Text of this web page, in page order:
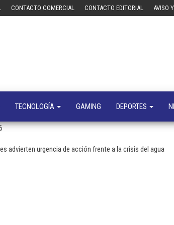
CONTACTO COMERCIAL CONTACTO EDITORIAL AVISO
TECNOLOGÍA GAMING DEPORTES
advierten urgencia de acción frente a la crisis del agua